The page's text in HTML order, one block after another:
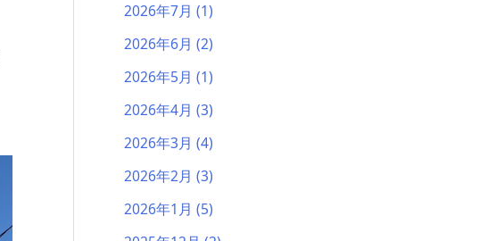
2026年7月 (1)
2026年6月 (2)
2026年5月 (1)
2026年4月 (3)
2026年3月 (4)
2026年2月 (3)
2026年1月 (5)